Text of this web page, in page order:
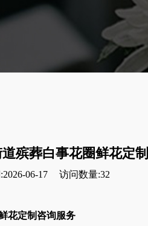
殡葬白事花圈鲜花定
06-17 访问数量:32
花定制咨询服务